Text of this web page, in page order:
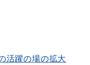
活躍の場の拡大